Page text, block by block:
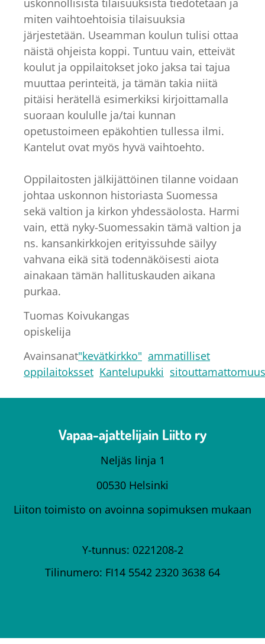
miten vaihtoehtoisia tilaisuuksia
järjestetään. Useamman koulun tulisi ottaa
näistä ohjeista koppi. Tuntuu vain, etteivät
koulut ja oppilaitokset joko jaksa tai tajua
muuttaa perinteitä, ja tämän takia niitä
pitäisi herätellä esimerkiksi kirjoittamalla
suoraan koululle ja/tai kunnan
opetustoimeen epäkohtien tullessa ilmi.
Kantelut ovat myös hyvä vaihtoehto.
Oppilaitosten jälkijättöinen tilanne voidaan
johtaa uskonnon historiasta Suomessa
sekä valtion ja kirkon yhdessäolosta. Harmi
vain, että nyky-Suomessakin tämä valtion ja
ns. kansankirkkojen erityissuhde säilyy
vahvana eikä sitä todennäköisesti aiota
ainakaan tämän hallituskauden aikana
purkaa.
Tuomas Koivukangas
opiskelija
Avainsanat"kevätkirkko" ammatilliset
oppilaitoksset Kantelupukki sitouttamattomuus
Vapaa-ajattelijain Liitto ry
Neljäs linja 1
00530 Helsinki
Liiton toimisto on avoinna sopimuksen mukaan
Y-tunnus: 0221208-2
Tilinumero: FI14 5542 2320 3638 64